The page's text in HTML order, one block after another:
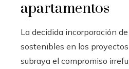
apartamentos
La decidida incorporación
sostenibles en los
subraya el compromiso